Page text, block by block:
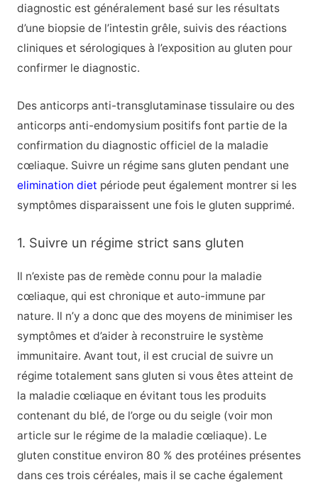
diagnostic est généralement basé sur les résultats
d’une biopsie de l’intestin grêle, suivis des réactions
cliniques et sérologiques à l’exposition au gluten pour
confirmer le diagnostic.
Des anticorps anti-transglutaminase tissulaire ou des
anticorps anti-endomysium positifs font partie de la
confirmation du diagnostic officiel de la maladie
cœliaque. Suivre un régime sans gluten pendant une
elimination diet période peut également montrer si les
symptômes disparaissent une fois le gluten supprimé.
1. Suivre un régime strict sans gluten
Il n’existe pas de remède connu pour la maladie
cœliaque, qui est chronique et auto-immune par
nature. Il n’y a donc que des moyens de minimiser les
symptômes et d’aider à reconstruire le système
immunitaire. Avant tout, il est crucial de suivre un
régime totalement sans gluten si vous êtes atteint de
la maladie cœliaque en évitant tous les produits
contenant du blé, de l’orge ou du seigle (voir mon
article sur le régime de la maladie cœliaque). Le
gluten constitue environ 80 % des protéines présentes
dans ces trois céréales, mais il se cache également